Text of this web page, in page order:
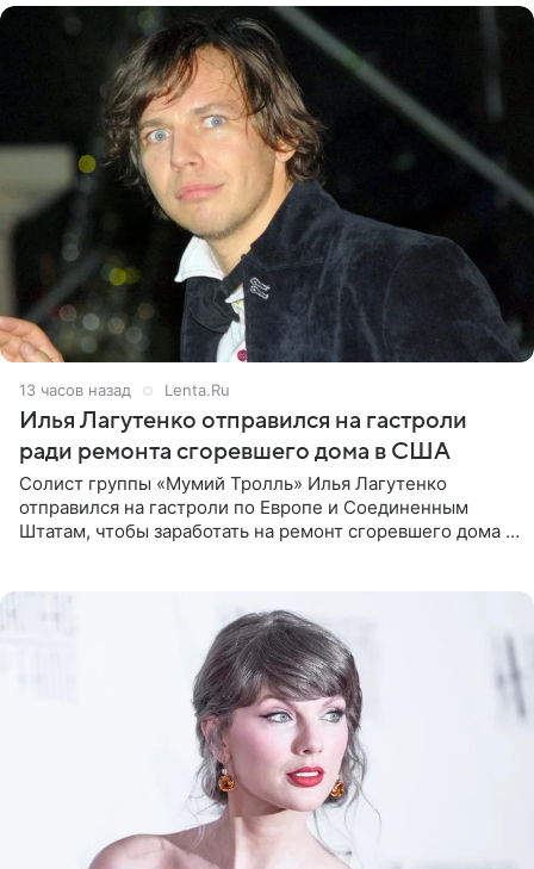
13 часов назад Lenta.Ru
Илья Лагутенко отправился на гастроли
ради ремонта сгоревшего дома в США
Солист группы «Мумий Тролль» Илья Лагутенко
отправился на гастроли по Европе и Соединенным
Штатам, чтобы заработать на ремонт сгоревшего дома в